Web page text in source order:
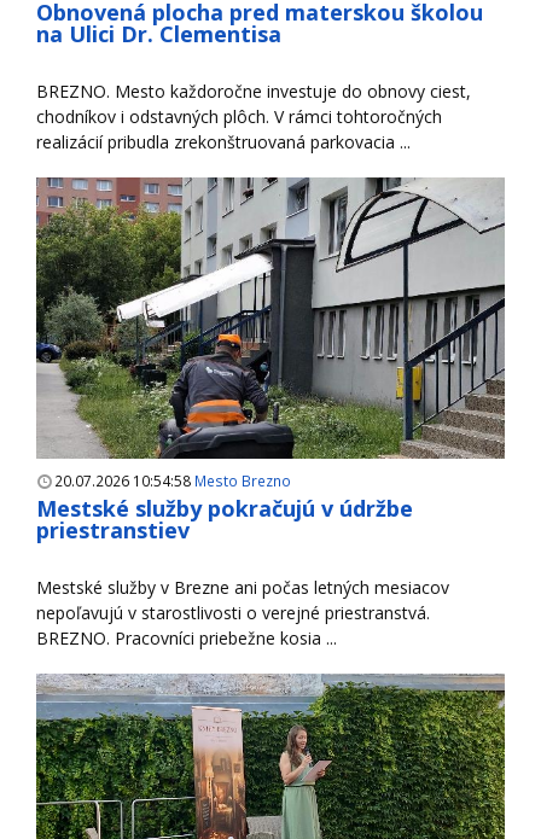
Obnovená plocha pred materskou školou
na Ulici Dr. Clementisa
BREZNO. Mesto každoročne investuje do obnovy ciest,
chodníkov i odstavných plôch. V rámci tohtoročných
realizácií pribudla zrekonštruovaná parkovacia ...
20.07.2026 10:54:58 Mesto Brezno
Mestské služby pokračujú v údržbe
priestranstiev
Mestské služby v Brezne ani počas letných mesiacov
nepoľavujú v starostlivosti o verejné priestranstvá.
BREZNO. Pracovníci priebežne kosia ...